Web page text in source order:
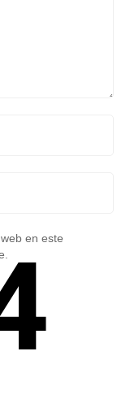
en este